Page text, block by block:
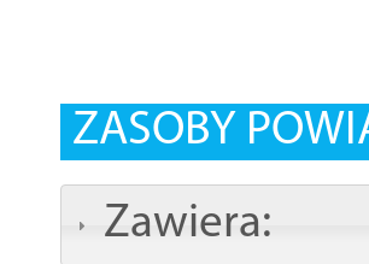
ZASOBY
Zawiera: